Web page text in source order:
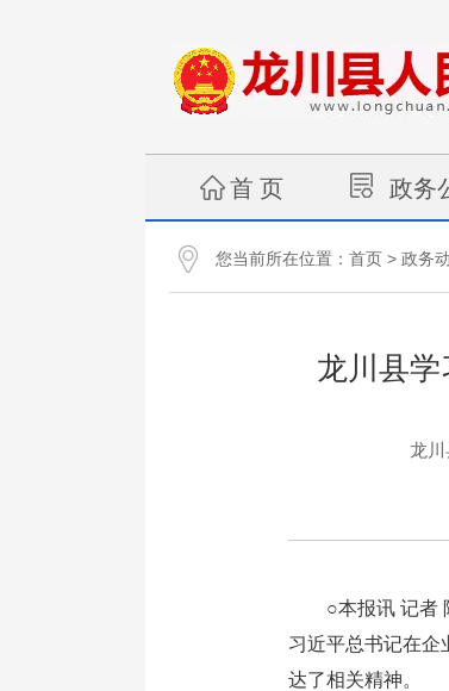
首 页 政务
您当前所在位置： 首页 > 政务
龙川县
龙川
○本报讯 记者 陈
习近平总书记在企
达了相关精神。